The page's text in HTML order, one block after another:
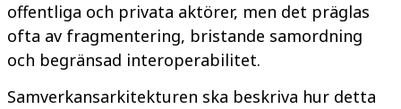
offentliga och privata aktörer, men det präglas
ofta av fragmentering, bristande samordning
och begränsad interoperabilitet.
Samverkansarkitekturen ska beskriva hur detta